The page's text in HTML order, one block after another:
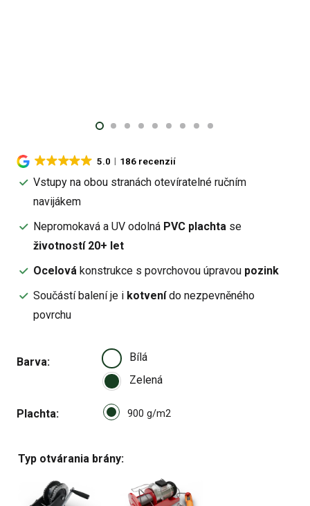
5.0 186 recenzií
Vstupy na obou stranách otevíratelné ručním
navijákem
Nepromokavá a UV odolná PVC plachta se
životností 20+ let
Ocelová konstrukce s povrchovou úpravou pozink
Součástí balení je i kotvenído nezpevněného
povrchu
Barva
Bílá
Zelená
Plachta Select pa_plachta
900 g/m2
Typ otvárania brány: